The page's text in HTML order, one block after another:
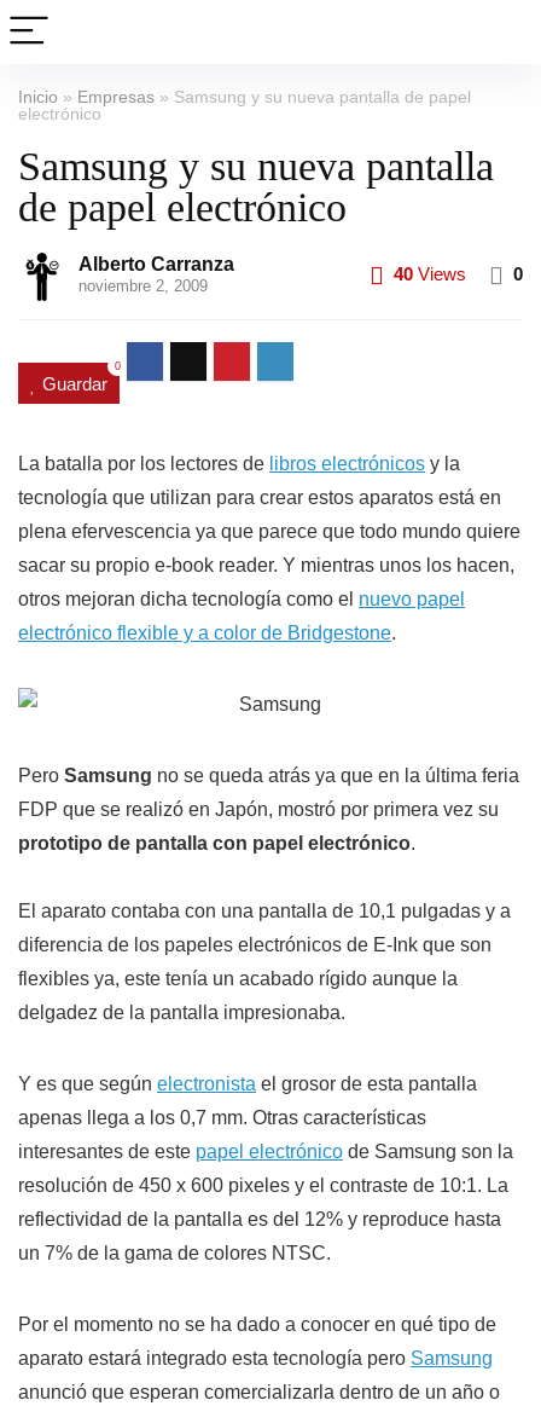
Inicio » Empresas » Samsung y su nueva pantalla de papel
electrónico
Samsung y su nueva pantalla
de papel electrónico
Alberto Carranza
noviembre 2, 2009
40 Views 0
Guardar
0
La batalla por los lectores de libros electrónicos y la
tecnología que utilizan para crear estos aparatos está en
plena efervescencia ya que parece que todo mundo quiere
sacar su propio e-book reader. Y mientras unos los hacen,
otros mejoran dicha tecnología como el nuevo papel
electrónico flexible y a color de Bridgestone.
Pero Samsung no se queda atrás ya que en la última feria
FDP que se realizó en Japón, mostró por primera vez su
prototipo de pantalla con papel electrónico.
El aparato contaba con una pantalla de 10,1 pulgadas y a
diferencia de los papeles electrónicos de E-Ink que son
flexibles ya, este tenía un acabado rígido aunque la
delgadez de la pantalla impresionaba.
Y es que según electronista el grosor de esta pantalla
apenas llega a los 0,7 mm. Otras características
interesantes de este papel electrónico de Samsung son la
resolución de 450 x 600 pixeles y el contraste de 10:1. La
reflectividad de la pantalla es del 12% y reproduce hasta
un 7% de la gama de colores NTSC.
Por el momento no se ha dado a conocer en qué tipo de
aparato estará integrado esta tecnología pero Samsung
anunció que esperan comercializarla dentro de un año o